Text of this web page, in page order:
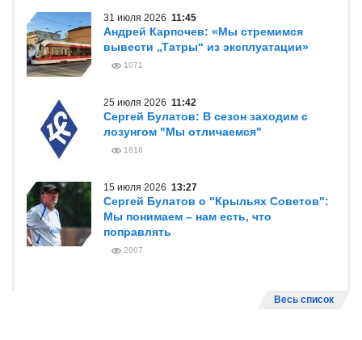
31 июля 2026 11:45
Андрей Карпочев: «Мы стремимся
вывести „Татры“ из эксплуатации»
1071
25 июля 2026 11:42
Сергей Булатов: В сезон заходим с
лозунгом "Мы отличаемся"
1816
15 июля 2026 13:27
Сергей Булатов о "Крыльях Советов":
Мы понимаем – нам есть, что
поправлять
2007
Весь список